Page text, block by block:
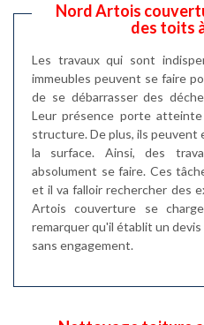
Nord Artois
des toits
Les travaux qui sont
immeubles peuvent se faire
de se débarrasser des
Leur présence porte
structure. De plus, ils peuvent
la surface. Ainsi, des
absolument se faire. Ces
et il va falloir rechercher des
Artois couverture se
remarquer qu'il établit un
sans engagement.